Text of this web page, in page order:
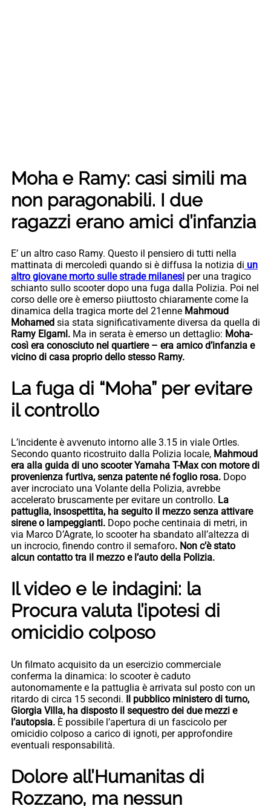
Moha e Ramy: casi simili ma
non paragonabili. I due
ragazzi erano amici d’infanzia
E’ un altro caso Ramy. Questo il pensiero di tutti nella
mattinata di mercoledì quando si è diffusa la notizia di un
altro giovane morto sulle strade milanesi per una tragico
schianto sullo scooter dopo una fuga dalla Polizia. Poi nel
corso delle ore è emerso piiuttosto chiaramente come la
dinamica della tragica morte del 21enne Mahmoud
Mohamed sia stata significativamente diversa da quella di
Ramy Elgaml. Ma in serata è emerso un dettaglio: Moha-
così era conosciuto nel quartiere – era amico d’infanzia e
vicino di casa proprio dello stesso Ramy.
La fuga di “Moha” per evitare
il controllo
L’incidente è avvenuto intorno alle 3.15 in viale Ortles.
Secondo quanto ricostruito dalla Polizia locale, Mahmoud
era alla guida di uno scooter Yamaha T-Max con motore di
provenienza furtiva, senza patente né foglio rosa. Dopo
aver incrociato una Volante della Polizia, avrebbe
accelerato bruscamente per evitare un controllo. La
pattuglia, insospettita, ha seguito il mezzo senza attivare
sirene o lampeggianti. Dopo poche centinaia di metri, in
via Marco D’Agrate, lo scooter ha sbandato all’altezza di
un incrocio, finendo contro il semaforo. Non c’è stato
alcun contatto tra il mezzo e l’auto della Polizia.
Il video e le indagini: la
Procura valuta l’ipotesi di
omicidio colposo
Un filmato acquisito da un esercizio commerciale
conferma la dinamica: lo scooter è caduto
autonomamente e la pattuglia è arrivata sul posto con un
ritardo di circa 15 secondi. Il pubblico ministero di turno,
Giorgia Villa, ha disposto il sequestro dei due mezzi e
l’autopsia. È possibile l’apertura di un fascicolo per
omicidio colposo a carico di ignoti, per approfondire
eventuali responsabilità.
Dolore all’Humanitas di
Rozzano, ma nessun